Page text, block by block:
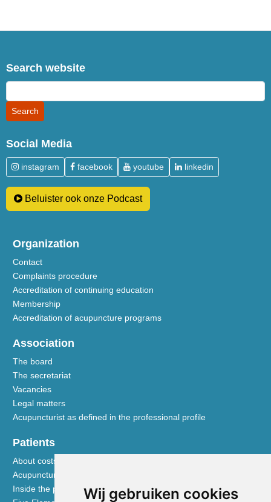
Wij gebruiken cookies
Search website
Social Media
instagram facebook youtube linkedin
Beluister ook onze Podcast
Organization
Contact
Complaints procedure
Accreditation of continuing education
Membership
Accreditation of acupuncture programs
Association
The board
The secretariat
Vacancies
Legal matters
Acupuncturist as defined in the professional profile
Patients
About costs and reimbursements
Acupuncture explained
Inside the practice